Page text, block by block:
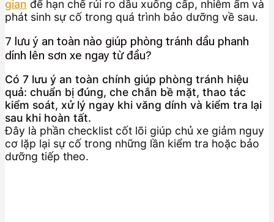
gian để hạn chế rủi ro dầu xuống cấp, nhiễm ẩm và
phát sinh sự cố trong quá trình bảo dưỡng về sau.
7 lưu ý an toàn nào giúp phòng tránh dầu phanh
dính lên sơn xe ngay từ đầu?
Có 7 lưu ý an toàn chính giúp phòng tránh hiệu
quả: chuẩn bị đúng, che chắn bề mặt, thao tác
kiểm soát, xử lý ngay khi văng dính và kiểm tra lại
sau khi hoàn tất.
Đây là phần checklist cốt lõi giúp chủ xe giảm nguy
cơ lặp lại sự cố trong những lần kiểm tra hoặc bảo
dưỡng tiếp theo.